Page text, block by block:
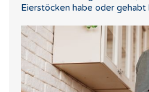
Eierstöcken habe oder gehabt